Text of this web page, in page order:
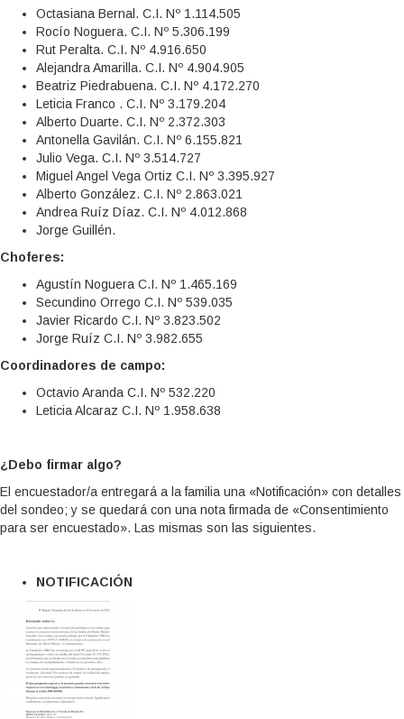
Octasiana Bernal. C.I. Nº 1.114.505
Rocío Noguera. C.I. Nº 5.306.199
Rut Peralta. C.I. Nº 4.916.650
Alejandra Amarilla. C.I. Nº 4.904.905
Beatriz Piedrabuena. C.I. Nº 4.172.270
Leticia Franco . C.I. Nº 3.179.204
Alberto Duarte. C.I. Nº 2.372.303
Antonella Gavilán. C.I. Nº 6.155.821
Julio Vega. C.I. Nº 3.514.727
Miguel Angel Vega Ortiz C.I. Nº 3.395.927
Alberto González. C.I. Nº 2.863.021
Andrea Ruíz Díaz. C.I. Nº 4.012.868
Jorge Guillén.
Choferes:
Agustín Noguera C.I. Nº 1.465.169
Secundino Orrego C.I. Nº 539.035
Javier Ricardo C.I. Nº 3.823.502
Jorge Ruíz C.I. Nº 3.982.655
Coordinadores de campo:
Octavio Aranda C.I. Nº 532.220
Leticia Alcaraz C.I. Nº 1.958.638
¿Debo firmar algo?
El encuestador/a entregará a la familia una «Notificación» con detalles
del sondeo; y se quedará con una nota firmada de «Consentimiento
para ser encuestado». Las mismas son las siguientes.
NOTIFICACIÓN